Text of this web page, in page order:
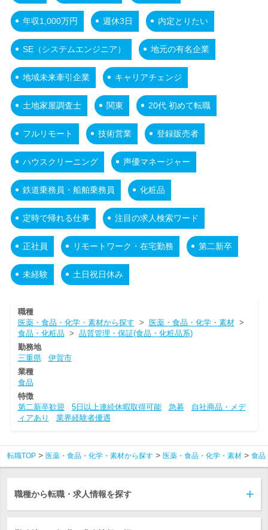
年収1,000万円 週休3日 内定とりたい
SE（システムエンジニア） 地元の有名企業
地域未来牽引企業 キャリアチェンジ
土地家屋調査士 関東 20代 初めて転職
フルリモート 技術営業 登録販売者
ハウスクリーニング 声優マネージャー
鉄道乗務員・船舶乗務員 化粧品
定時で帰れる仕事 注目の求人検索ワード
正社員 リモートワーク・在宅勤務 第二新卒
未経験 土日祝日休み
職種
医薬・食品・化学・素材から探す > 医薬・食品・化学・素材>
食品・化粧品 > 品質管理・保証(食品・化粧品系)
勤務地
三重県
伊賀市
業種
食品
特徴
第二新卒歓迎
5日以上連続休暇取得可能 急募
自社商品・メデ
ィアあり
業界経験者優遇
転職TOP 医薬・食品・化学・素材から探す 医薬・食品・化学・素材 食品
職種から転職・求人情報を探す